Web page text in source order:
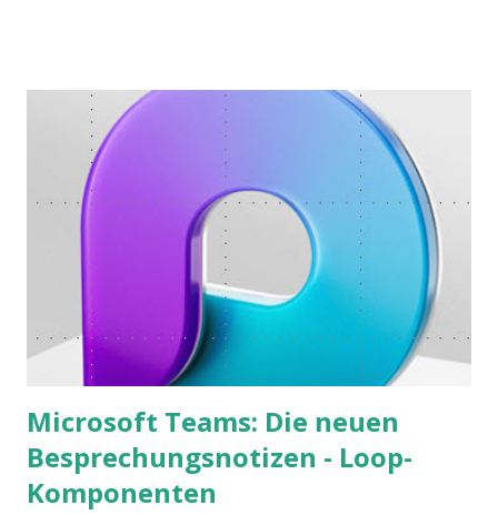
Microsoft Teams: Die neuen
Besprechungsnotizen - Loop-
Komponenten